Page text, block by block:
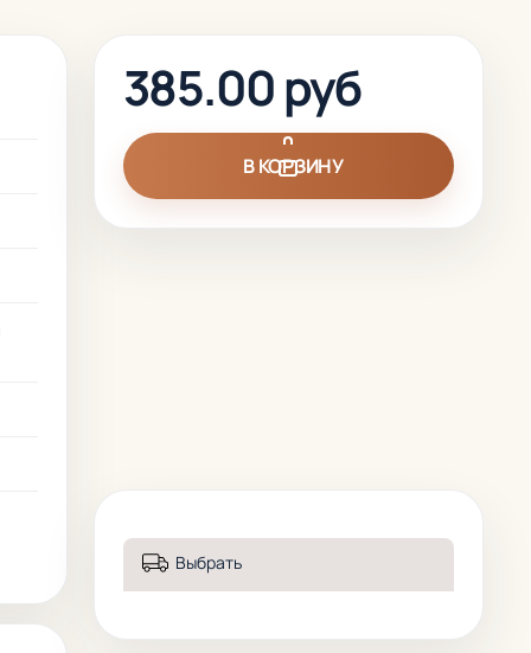
385.00 руб
В КОРЗИНУ
Выбрать